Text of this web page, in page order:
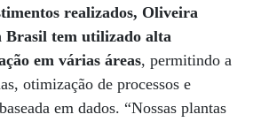
realizados, Oliveira
Brasil tem utilizado alta
em várias áreas, permitindo a
otimização de processos e
em dados. “Nossas plantas